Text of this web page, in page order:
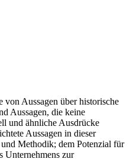
von Aussagen über historische
Aussagen, die keine
und ähnliche Ausdrücke
Aussagen in dieser
Methodik; dem Potenzial für
Unternehmens zur